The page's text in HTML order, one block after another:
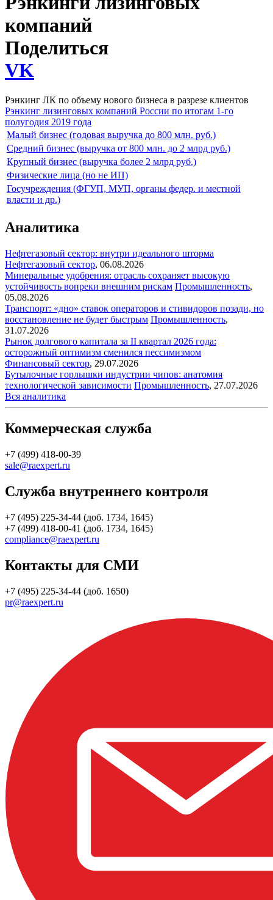
компаний
Поделиться
VK
Рэнкинг ЛК по объему нового бизнеса в разрезе клиентов
Рэнкинг лизинговых компаний России по итогам 1-го
полугодия 2019 года
Малый бизнес (годовая выручка до 800 млн. руб.)
Средний бизнес (выручка от 800 млн. до 2 млрд руб.)
Крупный бизнес (выручка более 2 млрд руб.)
Физические лица (но не ИП)
Госучреждения (ФГУП, МУП, органы федер. и местной
власти и др.)
Аналитика
Нефтегазовый сектор: внутри идеального шторма
Нефтегазовый сектор, 06.08.2026
Минеральные удобрения: отрасль сохраняет высокую
устойчивость вопреки внешним рискам Промышленность,
05.08.2026
Транспорт: «дно» ставок операторов и стивидоров позади, но
восстановление не будет быстрым Промышленность,
31.07.2026
Рынок долгового капитала за II квартал 2026 года:
осторожный оптимизм сменился пессимизмом
Финансовый сектор, 29.07.2026
Бутылочные горлышки индустрии чипов: анатомия
технологической зависимости Промышленность, 27.07.2026
Вся аналитика
Коммерческая служба
+7 (499) 418-00-39
sale@raexpert.ru
Служба внутреннего контроля
+7 (495) 225-34-44 (доб. 1734, 1645)
+7 (499) 418-00-41 (доб. 1734, 1645)
compliance@raexpert.ru
Контакты для СМИ
+7 (495) 225-34-44 (доб. 1650)
pr@raexpert.ru